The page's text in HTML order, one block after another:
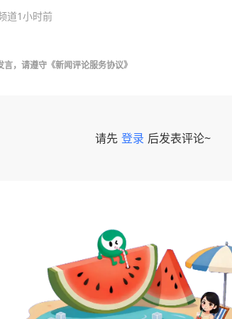
道1小时前
言，请遵守 《新闻评论服务协议》
请先 登录 后发表评论~